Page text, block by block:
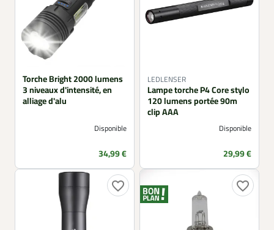
Torche Bright 2000 lumens
3 niveaux d'intensité, en
alliage d'alu
Disponible
Prix
34,99 €
LEDLENSER
Lampe torche P4 Core stylo
120 lumens portée 90m
clip AAA
Disponible
Prix
29,99 €
favorite_border favorite_border